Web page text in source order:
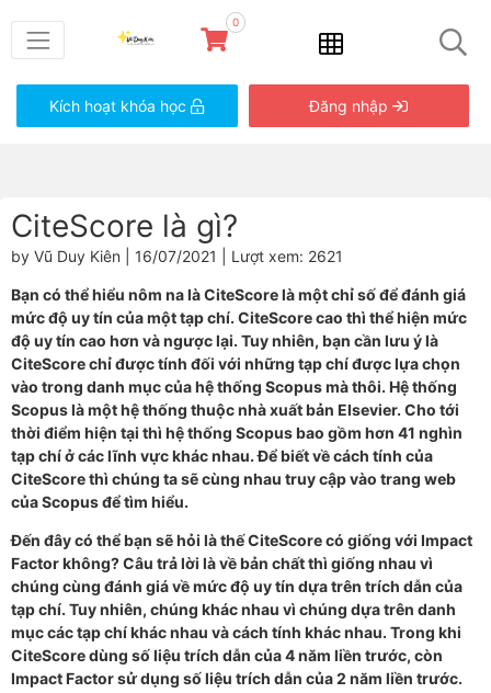
0
Kích hoạt khóa học Đăng nhập
CiteScore là gì?
by Vũ Duy Kiên | 16/07/2021 | Lượt xem: 2621
Bạn có thể hiểu nôm na là CiteScore là một chỉ số để đánh giá
mức độ uy tín của một tạp chí. CiteScore cao thì thể hiện mức
độ uy tín cao hơn và ngược lại. Tuy nhiên, bạn cần lưu ý là
CiteScore chỉ được tính đối với những tạp chí được lựa chọn
vào trong danh mục của hệ thống Scopus mà thôi. Hệ thống
Scopus là một hệ thống thuộc nhà xuất bản Elsevier. Cho tới
thời điểm hiện tại thì hệ thống Scopus bao gồm hơn 41 nghìn
tạp chí ở các lĩnh vực khác nhau. Để biết về cách tính của
CiteScore thì chúng ta sẽ cùng nhau truy cập vào trang web
của Scopus để tìm hiểu.
Đến đây có thể bạn sẽ hỏi là thế CiteScore có giống với Impact
Factor không? Câu trả lời là về bản chất thì giống nhau vì
chúng cùng đánh giá về mức độ uy tín dựa trên trích dẫn của
tạp chí. Tuy nhiên, chúng khác nhau vì chúng dựa trên danh
mục các tạp chí khác nhau và cách tính khác nhau. Trong khi
CiteScore dùng số liệu trích dẫn của 4 năm liền trước, còn
Impact Factor sử dụng số liệu trích dẫn của 2 năm liền trước.